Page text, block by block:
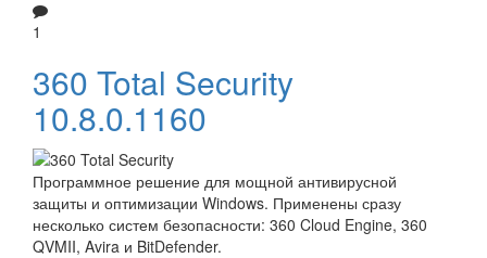
1
360 Total Security
10.8.0.1160
Программное решение для мощной антивирусной
защиты и оптимизации Windows. Применены сразу
несколько систем безопасности: 360 Cloud Engine, 360
QVMII, Avira и BitDefender.